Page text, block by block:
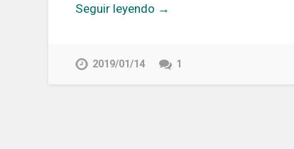
Seguir leyendo →
2019/01/14 1